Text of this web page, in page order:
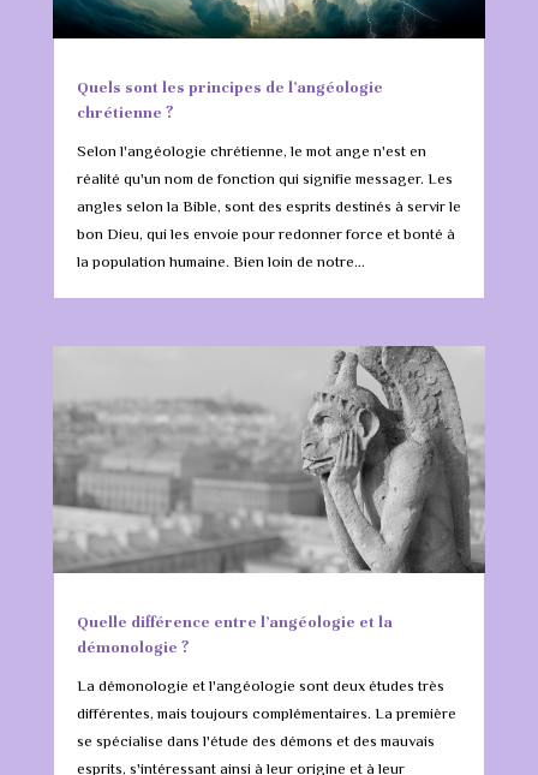
Quels sont les principes de l’angéologie
chrétienne ?
Selon l'angéologie chrétienne, le mot ange n'est en
réalité qu'un nom de fonction qui signifie messager. Les
angles selon la Bible, sont des esprits destinés à servir le
bon Dieu, qui les envoie pour redonner force et bonté à
la population humaine. Bien loin de notre...
Quelle différence entre l’angéologie et la
démonologie ?
La démonologie et l'angéologie sont deux études très
différentes, mais toujours complémentaires. La première
se spécialise dans l'étude des démons et des mauvais
esprits, s'intéressant ainsi à leur origine et à leur